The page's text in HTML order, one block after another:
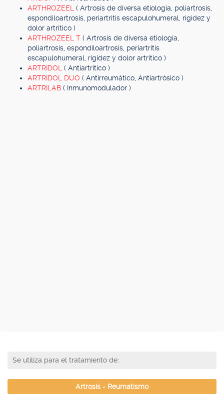
ARTHROZEEL ( Artrosis de diversa etiología, poliartrosis,
espondiloartrosis, periartritis escapulohumeral, rigidez y
dolor artrítico )
ARTHROZEEL T ( Artrosis de diversa etiología,
poliartrosis, espondiloartrosis, periartritis
escapulohumeral, rigidez y dolor artrítico )
ARTRIDOL ( Antiartrítico )
ARTRIDOL DUO ( Antirreumático, Antiartrósico )
ARTRILAB ( Inmunomodulador )
Se utiliza para el tratamiento de:
Artrosis - Reumatismo